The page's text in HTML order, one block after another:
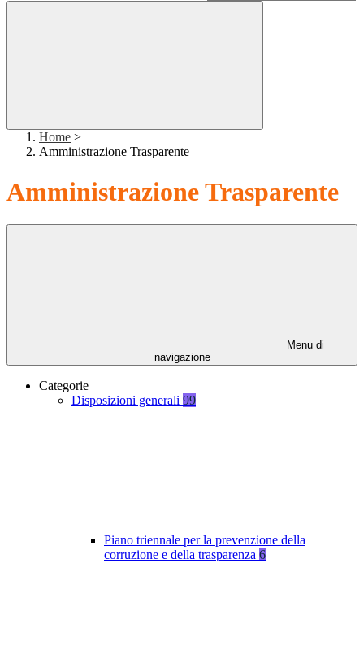
Home >
Amministrazione Trasparente
Amministrazione Trasparente
Menu di
navigazione
Categorie
Disposizioni generali 99
Piano triennale per la prevenzione della
corruzione e della trasparenza 6